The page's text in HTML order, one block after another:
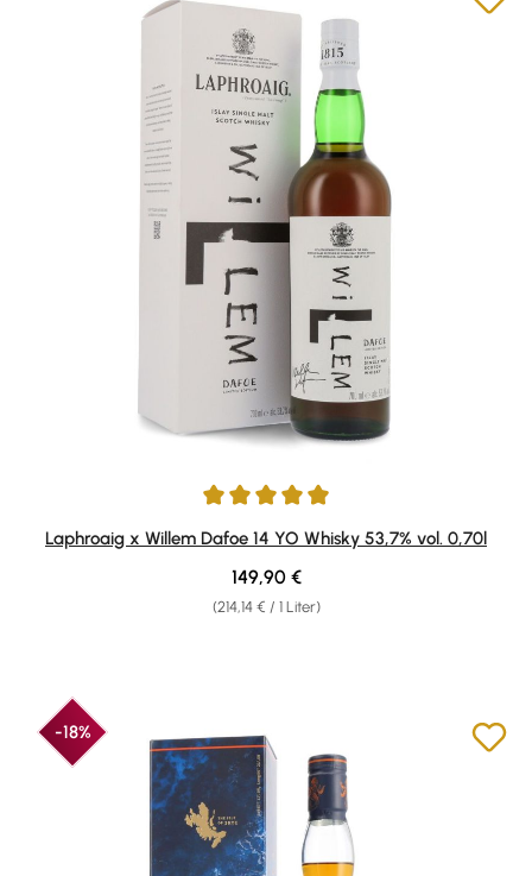
Durchschnittliche Bewertung von 5 von 5 Sternen
Laphroaig x Willem Dafoe 14 YO Whisky 53,7% vol. 0,70l
(214,14 € / 1 Liter)
Regulärer Preis:
149,90 €
-18%